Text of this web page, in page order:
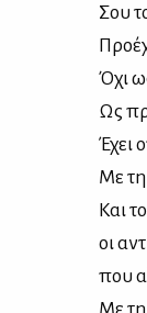
Σου
Όχι
Ως
Έχει
Με
Και
οι
που